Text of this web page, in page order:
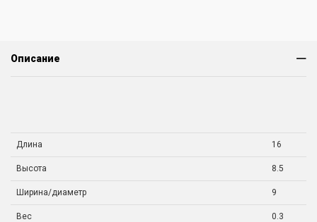
Описание
Длина 16
Высота 8.5
Ширина/диаметр 9
Вес 0.3